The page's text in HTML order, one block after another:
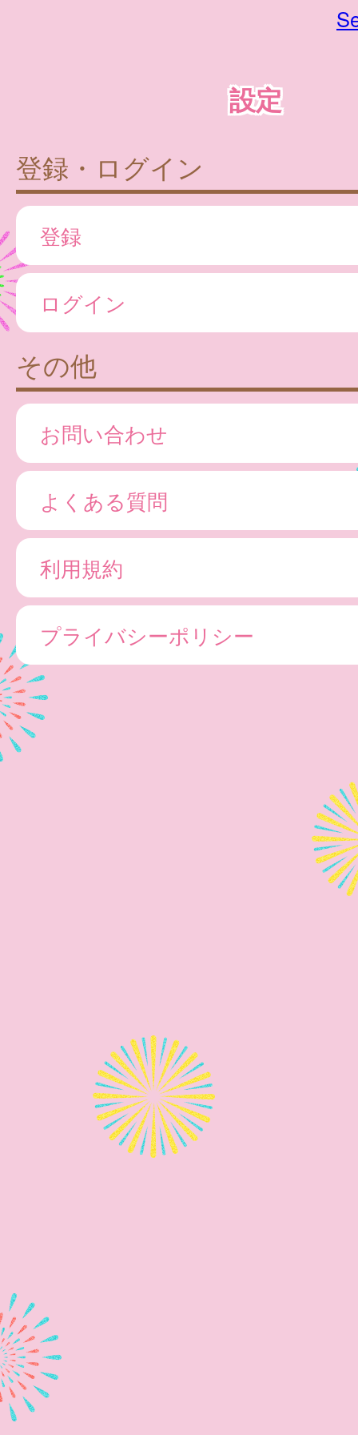
設定
登録・ログイン
登録
ログイン
その他
お問い合わせ
よくある質問
利用規約
プライバシーポリシー